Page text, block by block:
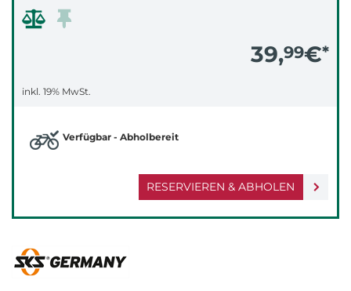
39,99€*
inkl. 19% MwSt.
RESERVIEREN & ABHOLEN
Verfügbar - Abholbereit